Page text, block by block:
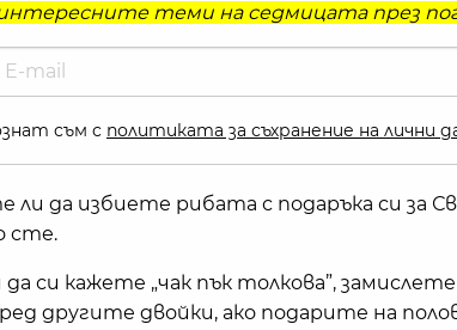
теми на седмицата през
съм с политиката за съхранение на лични
ли да избиете рибата с подаръка си за
сте.
да си кажете „чак пък толкова”,
другите двойки, ако подарите на